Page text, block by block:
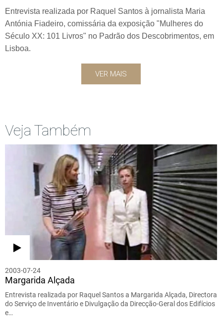
Entrevista realizada por Raquel Santos à jornalista Maria
Antónia Fiadeiro, comissária da exposição "Mulheres do
Século XX: 101 Livros" no Padrão dos Descobrimentos, em
Lisboa.
VER MAIS
Veja Também
2003-07-24
Margarida Alçada
Entrevista realizada por Raquel Santos a Margarida Alçada, Directora
do Serviço de Inventário e Divulgação da Direcção-Geral dos Edifícios
e…